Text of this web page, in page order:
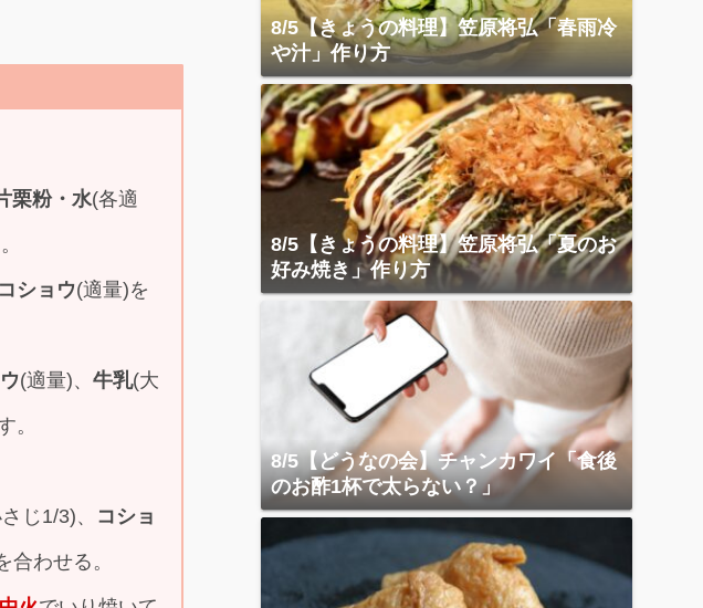
栗粉・水(各適
コショウ(適量)を
(適量)、 牛乳(大
。
じ1/3)、 コショ
合わせる。
8/5【きょうの料理】笠原将弘「春雨冷
や汁」作り方
8/5【きょうの料理】笠原将弘「夏のお
好み焼き」作り方
8/5【どうなの会】チャンカワイ「食後
のお酢1杯で太らない？」